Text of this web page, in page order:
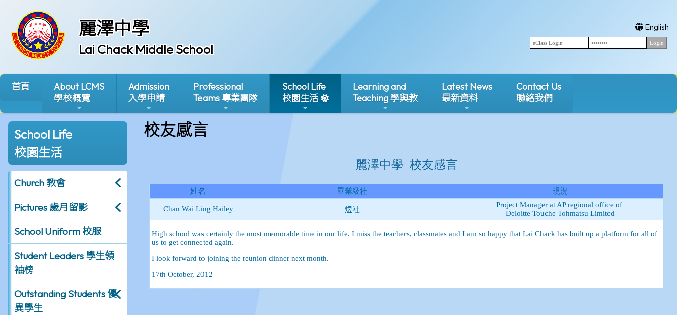
麗澤中學
Lai Chack Middle School
English
首頁
About LCMS
學校概覽
Admission
入學申請
Professional
Teams 專業團隊
School Life
校園生活
Learning and
Teaching 學與教
Latest News
最新資料
Contact Us
聯絡我們
School Life
校園生活
Church 教會
Pictures 歲月留影
School Uniform 校服
Student Leaders 學生領
袖榜
Outstanding Students 優
異學生
校友感言